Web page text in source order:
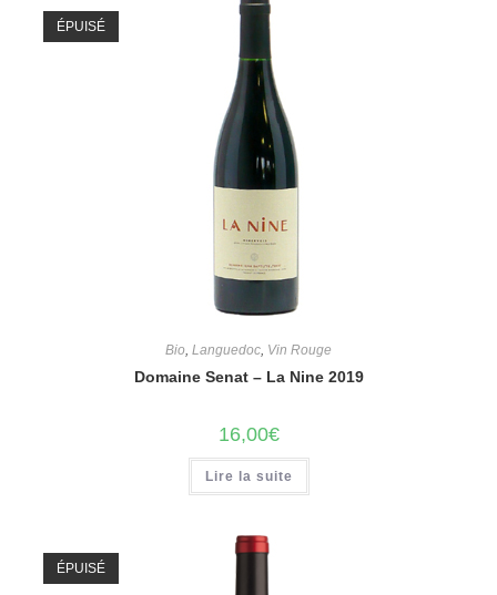
ÉPUISÉ
Bio Languedoc Vin Rouge
Domaine Senat – La Nine 2019
16,00€
Lire la suite
ÉPUISÉ